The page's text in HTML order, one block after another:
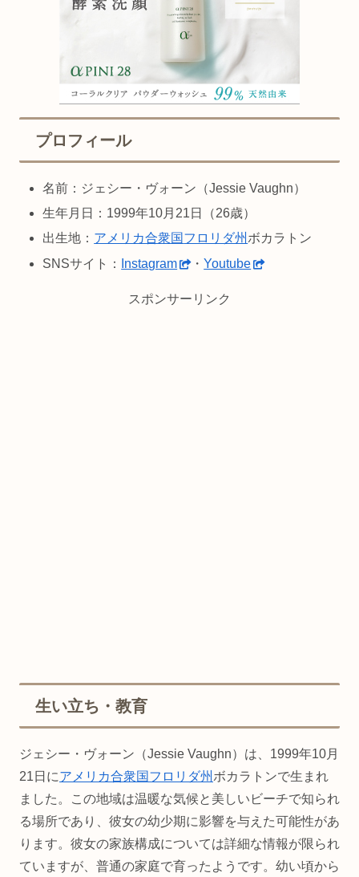
プロフィール
名前：ジェシー・ヴォーン（Jessie Vaughn）
生年月日：1999年10月21日（26歳）
出生地： アメリカ合衆国 フロリダ州ボカラトン
SNSサイト：
Instagram ・Youtube
スポンサーリンク
生い立ち・教育
ジェシー・ヴォーン（Jessie Vaughn）は、1999年10月
21日にアメリカ合衆国 フロリダ州 ボカラトンで生まれ
ました。この地域は温暖な気候と美しいビーチで知られ
る場所であり、彼女の幼少期に影響を与えた可能性があ
ります。彼女の家族構成については詳細な情報が限られ
ていますが、普通の家庭で育ったようです。幼い頃から